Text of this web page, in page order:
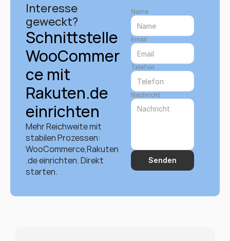
Interesse
geweckt?
Schnittstelle
WooCommer
ce mit
Rakuten.de
einrichten
Mehr Reichweite mit
stabilen Prozessen:
WooCommerce,Rakuten
.de einrichten. Direkt
starten.
Name
Email
Telefon
Nachricht
Senden